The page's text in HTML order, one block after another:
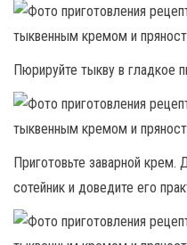
Пюрируйте тыкву в гладкое
Приготовьте заварной крем.
сотейник и доведите его